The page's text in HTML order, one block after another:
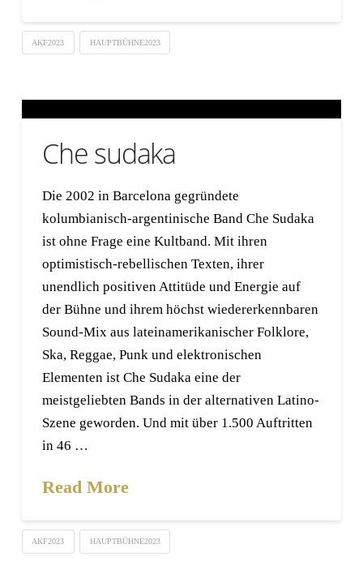
AKF2023 HAUPTBÜHNE2023
Che sudaka
Die 2002 in Barcelona gegründete
kolumbianisch-argentinische Band Che Sudaka
ist ohne Frage eine Kultband. Mit ihren
optimistisch-rebellischen Texten, ihrer
unendlich positiven Attitüde und Energie auf
der Bühne und ihrem höchst wiedererkennbaren
Sound-Mix aus lateinamerikanischer Folklore,
Ska, Reggae, Punk und elektronischen
Elementen ist Che Sudaka eine der
meistgeliebten Bands in der alternativen Latino-
Szene geworden. Und mit über 1.500 Auftritten
in 46 …
Read More
AKF2023 HAUPTBÜHNE2023